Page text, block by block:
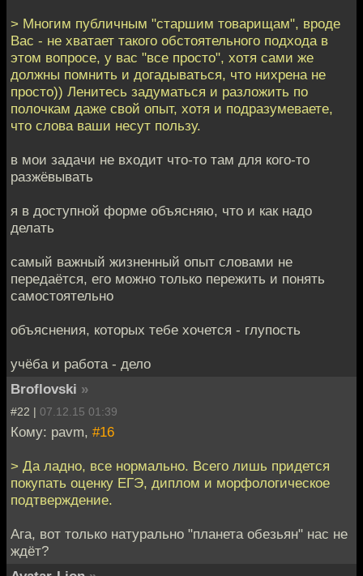
> Многим публичным "старшим товарищам", вроде
Вас - не хватает такого обстоятельного подхода в
этом вопросе, у вас "все просто", хотя сами же
должны помнить и догадываться, что нихрена не
просто)) Ленитесь задуматься и разложить по
полочкам даже свой опыт, хотя и подразумеваете,
что слова ваши несут пользу.
в мои задачи не входит что-то там для кого-то
разжёвывать
я в доступной форме объясняю, что и как надо
делать
самый важный жизненный опыт словами не
передаётся, его можно только пережить и понять
самостоятельно
объяснения, которых тебе хочется - глупость
учёба и работа - дело
Broflovski »
#22 | 07.12.15 01:39
Кому: pavm, #16
> Да ладно, все нормально. Всего лишь придется
покупать оценку ЕГЭ, диплом и морфологическое
подтверждение.
Ага, вот только натурально "планета обезьян" нас не
ждёт?